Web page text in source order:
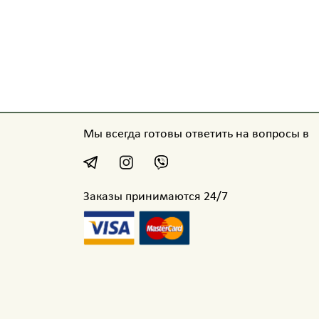
Мы всегда готовы ответить на вопросы в
Заказы принимаются 24/7